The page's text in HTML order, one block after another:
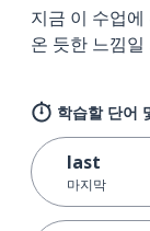
지금 이 수업
온 듯한 느낌일
학습할 단어
last
마지막